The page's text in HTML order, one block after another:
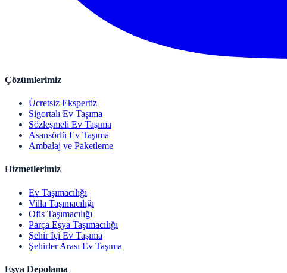
Çözümlerimiz
Ücretsiz Ekspertiz
Sigortalı Ev Taşıma
Sözleşmeli Ev Taşıma
Asansörlü Ev Taşıma
Ambalaj ve Paketleme
Hizmetlerimiz
Ev Taşımacılığı
Villa Taşımacılığı
Ofis Taşımacılığı
Parça Eşya Taşımacılığı
Şehir İçi Ev Taşıma
Şehirler Arası Ev Taşıma
Eşya Depolama